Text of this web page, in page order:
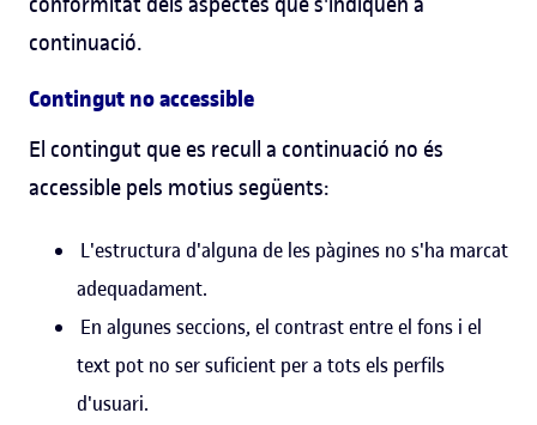
continuació.
Contingut no accessible
El contingut que es recull a continuació no és
accessible pels motius següents:
L'estructura d'alguna de les pàgines no s'ha marcat
adequadament.
En algunes seccions, el contrast entre el fons i el
text pot no ser suficient per a tots els perfils
d'usuari.